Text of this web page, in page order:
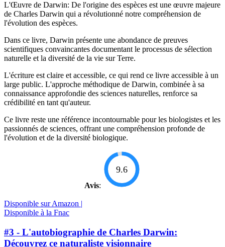
L'Œuvre de Darwin: De l'origine des espèces est une œuvre majeure
de Charles Darwin qui a révolutionné notre compréhension de
l'évolution des espèces.
Dans ce livre, Darwin présente une abondance de preuves
scientifiques convaincantes documentant le processus de sélection
naturelle et la diversité de la vie sur Terre.
L'écriture est claire et accessible, ce qui rend ce livre accessible à un
large public. L'approche méthodique de Darwin, combinée à sa
connaissance approfondie des sciences naturelles, renforce sa
crédibilité en tant qu'auteur.
Ce livre reste une référence incontournable pour les biologistes et les
passionnés de sciences, offrant une compréhension profonde de
l'évolution et de la diversité biologique.
Avis:
9.6
Disponible sur Amazon |
Disponible à la Fnac
#3 - L'autobiographie de Charles Darwin:
Découvrez ce naturaliste visionnaire